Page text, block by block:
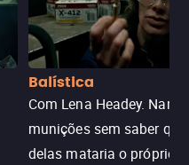
Balística
Com Lena Headey.
munições sem saber
delas mataria o próprio